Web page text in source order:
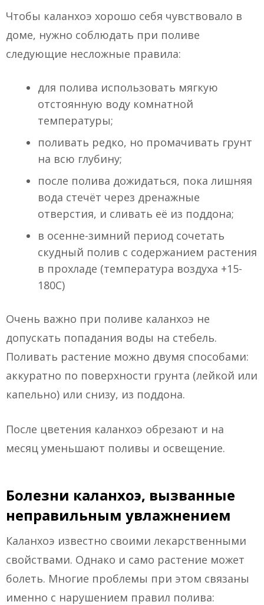
Чтобы каланхоэ хорошо себя чувствовало в
доме, нужно соблюдать при поливе
следующие несложные правила:
для полива использовать мягкую
отстоянную воду комнатной
температуры;
поливать редко, но промачивать грунт
на всю глубину;
после полива дожидаться, пока лишняя
вода стечёт через дренажные
отверстия, и сливать её из поддона;
в осенне-зимний период сочетать
скудный полив с содержанием растения
в прохладе (температура воздуха +15-
180С)
Очень важно при поливе каланхоэ не
допускать попадания воды на стебель.
Поливать растение можно двумя способами:
аккуратно по поверхности грунта (лейкой или
капельно) или снизу, из поддона.
После цветения каланхоэ обрезают и на
месяц уменьшают поливы и освещение.
Болезни каланхоэ, вызванные
неправильным увлажнением
Каланхоэ известно своими лекарственными
свойствами. Однако и само растение может
болеть. Многие проблемы при этом связаны
именно с нарушением правил полива: